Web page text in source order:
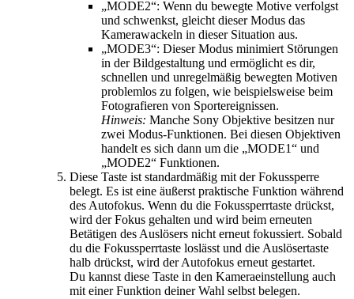
„MODE2“: Wenn du bewegte Motive verfolgst
und schwenkst, gleicht dieser Modus das
Kamerawackeln in dieser Situation aus.
„MODE3“: Dieser Modus minimiert Störungen
in der Bildgestaltung und ermöglicht es dir,
schnellen und unregelmäßig bewegten Motiven
problemlos zu folgen, wie beispielsweise beim
Fotografieren von Sportereignissen.
Hinweis: Manche Sony Objektive besitzen nur
zwei Modus-Funktionen. Bei diesen Objektiven
handelt es sich dann um die „MODE1“ und
„MODE2“ Funktionen.
Diese Taste ist standardmäßig mit der Fokussperre
belegt. Es ist eine äußerst praktische Funktion während
des Autofokus. Wenn du die Fokussperrtaste drückst,
wird der Fokus gehalten und wird beim erneuten
Betätigen des Auslösers nicht erneut fokussiert. Sobald
du die Fokussperrtaste loslässt und die Auslösertaste
halb drückst, wird der Autofokus erneut gestartet.
Du kannst diese Taste in den Kameraeinstellung auch
mit einer Funktion deiner Wahl selbst belegen.